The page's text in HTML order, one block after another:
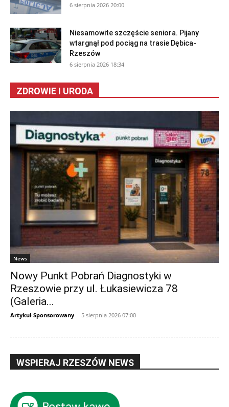
6 sierpnia 2026 20:00
Niesamowite szczęście seniora. Pijany
wtargnął pod pociąg na trasie Dębica-
Rzeszów
6 sierpnia 2026 18:34
ZDROWIE I URODA
News
Nowy Punkt Pobrań Diagnostyki w
Rzeszowie przy ul. Łukasiewicza 78
(Galeria...
Artykuł Sponsorowany - 5 sierpnia 2026 07:00
WSPIERAJ RZESZÓW NEWS